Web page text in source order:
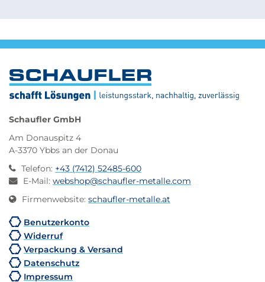
Schaufler GmbH
Am Donauspitz 4
A-3370 Ybbs an der Donau
Telefon: +43 (7412) 52485-600
E-Mail: webshop@schaufler-metalle.com
Firmenwebsite: schaufler-metalle.at
Benutzerkonto
Widerruf
Verpackung & Versand
Datenschutz
Impressum